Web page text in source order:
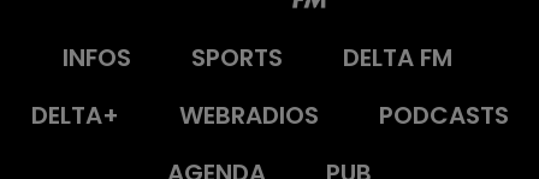
INFOS SPORTS
DELTA FM
DELTA+
WEBRADIOS
PODCASTS